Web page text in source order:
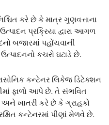
કરે છે કે માત્ર ગુણવત્તાના
પ્રક્રિયા દ્વારા આગળ
બજારમાં પહોંચવાની
કચરો ઘટાડે છે.
કન્ટેનર લિકેજ ડિટેક્શન
ફાળો આપે છે. તે સંભવિત
ખાતરી કરે છે કે ગ્રાહકો
કન્ટેનરમાં પીણાં મેળવે છે.